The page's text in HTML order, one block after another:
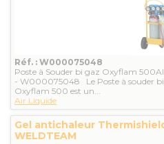
Réf. : W000075048
Poste à Souder bi gaz Oxyflam
- W000075048 Le Poste à souder
Oxyflam 500 est un...
Air Liquide
Gel antichaleur
WELDTEAM